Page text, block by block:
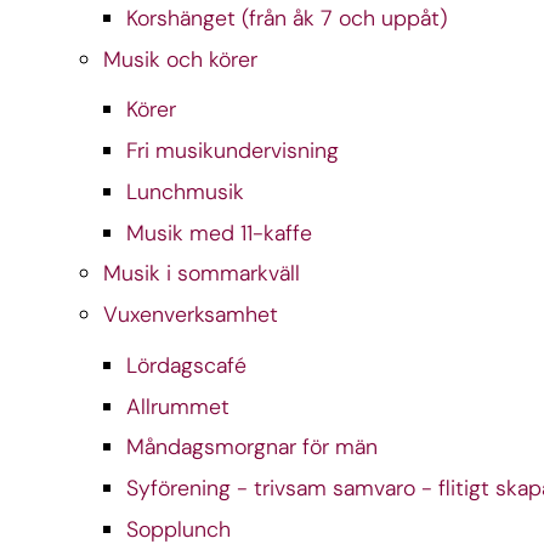
Korshänget (från åk 7 och uppåt)
Musik och körer
Körer
Fri musikundervisning
Lunchmusik
Musik med 11-kaffe
Musik i sommarkväll
Vuxenverksamhet
Lördagscafé
Allrummet
Måndagsmorgnar för män
Syförening - trivsam samvaro - flitigt
Sopplunch